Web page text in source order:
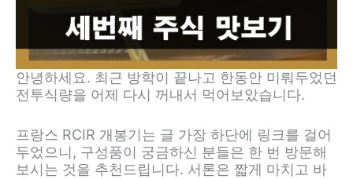
안녕하세요. 최근 방학이 끝나고 한동안 미뤄두었던
전투식량을 어제 다시 꺼내서 먹어보았습니다.
프랑스 RCIR 개봉기는 글 가장 하단에 링크를 걸어
두었으니, 구성품이 궁금하신 분들은 한 번 방문해
보시는 것을 추천드립니다. 서론은 짧게 마치고 바